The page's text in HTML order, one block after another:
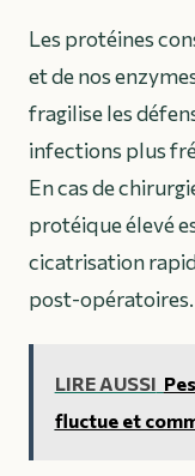
Les protéines
et de nos
fragilise les
infections plus
En cas de
protéique élevé
cicatrisation
post-opératoires.
LIRE AUSSI
fluctue et